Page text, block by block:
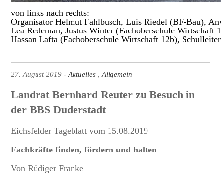
von links nach rechts:
Organisator Helmut Fahlbusch, Luis Riedel (BF-Bau),
Lea Redeman, Justus Winter (Fachoberschule Wirtschaft
Hassan Lafta (Fachoberschule Wirtschaft 12b),
27. August 2019 Aktuelles Allgemein
Landrat Bernhard Reuter zu Besuch in
der BBS Duderstadt
Eichsfelder Tageblatt vom 15.08.2019
Fachkräfte finden, fördern und halten
Von Rüdiger Franke